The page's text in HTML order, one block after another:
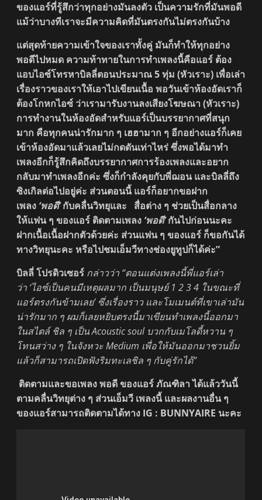
ของแอร์ที่รู้สึกว่าทุกอย่างมันลงตัว เป็นความรักที่มันพอดี
แม้ว่าบางทีเราจะมีความคิดที่มันตรงกันไม่ตรงกันบ้าง
แต่สุดท้ายความเข้าใจของเราทั้งคู่ มันก็ทำให้ทุกอย่าง
พอดีไปหมด ความท้าทายในการทำเพลงนี้คือแอร์ ต้อง
แอบไอซ์โทรหาบิลลี่ตอนประมาณ 5 ทุ่ม (หัวเราะ) เพื่อเล่า
เรื่องราวของเราให้เอาไปเขียนเนื้อ พอวันเข้าห้องอัดเราก็
ต้องโกหกไอซ์ ว่าเรามารับงานลงเสียงโฆษณา (หัวเราะ)
การทำงานในห้องอัดสำหรับแอร์เป็นบรรยากาศที่สนุก
มาก คือทุกคนน่ารักมาก ๆ เฮฮามาก ๆ อีกอย่างแอร์ก็เคย
เข้าห้องอัดมาแล้วเลยไม่กดดันเท่าไหร่ ซึ่งพอได้มาทำ
เพลงอีกก็รู้สึกคิดถึงบรรยากาศการร้องเพลงและอยาก
กลับมาทำเพลงอีกค่ะ ซึ่งก็กำลังคุยกับพี่ฌอน และบิลลี่ถึง
ซิงเกิลต่อไปอยู่ค่ะ ส่วนตอนนี้ แอร์ก็อยากขอฝาก
เพลง ‘พอดี’กับคลื่นวิทยุและ สื่อต่าง ๆ ช่วยเป็นสื่อกลาง
ให้แฟน ๆ ของแอร์ ติดตามเพลง ‘พอดี’กันไปก่อนนะคะ
ฝากเนื้อเนื้อฝากตัวด้วยค่ะ ส่วนแฟน ๆ ของแอร์ ก็ขอกันได้
ทางวิทยุนะคะ หรือไปชมเอ็มวีทางช่องยูทูปก็ได้ค่ะ”
บิลลี่ โปรดิวเซอร์ กล่าวว่า “ตอนแต่งเพลงนี้พี่แอร์เล่า
ว่า ‘ไอซ์เป็นคนมีเหตุผลมาก เป็นมนุษย์ 1 2 3 4 ในขณะที่
แอร์ตรงกันข้ามเลย’ ซึ่งเรื่องราว และโมเมนต์ที่เขาเล่ามัน
น่ารักมาก ๆ ผมก็เลยหยิบตรงนี้มาเขียนทำเพลงนี้ออกมา
ในสไตล์ ชิล ๆ เป็น Acoustic soul บวกกับเมโลดี้หวาน ๆ
โทนสว่าง ๆ ในจังหวะ Medium เพื่อให้มันออกมาชวนยิ้ม
แล้วก็สามารถเปิดฟังริมทะเลชิล ๆ กับคู่รักได้”
ติดตามและขอเพลง พอดี ของแอร์ ภัณฑิลา ได้แล้ววันนี้
ตามคลื่นวิทยุต่าง ๆ ส่วนเอ็มวี เพลงนี้ และผลงานอื่น ๆ
ของแอร์สามารถติดตามได้ทาง IG : BUNNYAIRE นะคะ